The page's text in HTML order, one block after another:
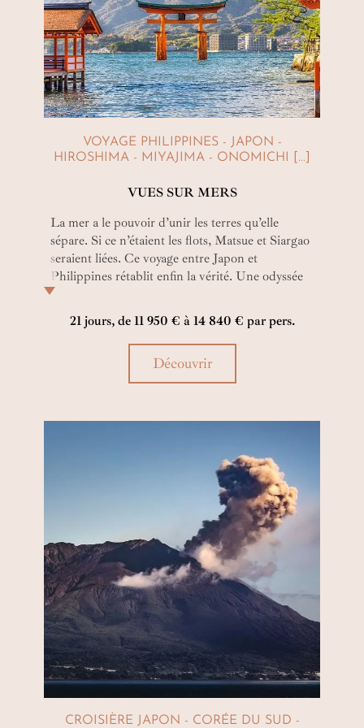
mesureplus intense, notre service conciergerie vous
organise une balade à vélo guidée, le long de la
piste cyclableShimanami Kaidoet de ses ponts.
Vivifiant !
VOYAGE PHILIPPINES - JAPON -
HIROSHIMA - MIYAJIMA - ONOMICHI [...]
VUES SUR MERS
La mer a le pouvoir d’unir les terres qu’elle
sépare. Si ce n’étaient les flots, Matsue et Siargao
seraient liées. Ce voyage entre Japon et
Philippines rétablit enfin la vérité. Une odyssée
pour tracer une route éphémère. Pour rendre
l’invisible visible. Et, pour d’un coup d’œil,
passer de la vague d’Hokusai, estampe bleutée, à
celle du Cloud 9, que l’on se doit de surfer.
21 jours, de 11 950 € à 14 840 € par pers.
Découvrir
CROISIÈRE JAPON - CORÉE DU SUD -